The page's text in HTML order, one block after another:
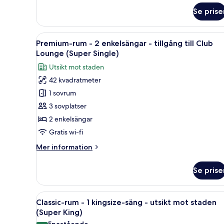
Lounge
(Super
King)
rum
1
kingsize-
-
tillgång
till
Club
Lounge
King)
Se
Öppna
alla
foton
för
Premium-
rum
-
2
enkelsängar
tillgång
Lounge
(Super
Single)
Ett hotellrum med en säng,
5
Premium-rum - 2 enkelsängar - tillgång till Club
Lounge (Super Single)
Utsikt mot staden
42 kvadratmeter
1 sovrum
3 sovplatser
2 enkelsängar
Gratis wi-fi
Mer information
Mer
rum
2
enkelsängar
-
Se
Öppna
alla
foton
Ett modernt hotellrum med
9
Classic-rum - 1 kingsize-säng - utsikt mot staden
(Super King)